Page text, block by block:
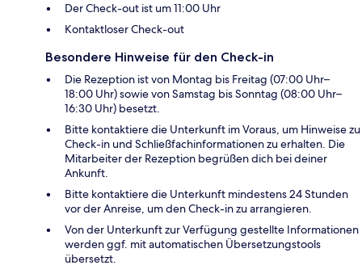
Der Check-out ist um 11:00 Uhr
Kontaktloser Check-out
Besondere Hinweise für den Check-in
Die Rezeption ist von Montag bis Freitag (07:00 Uhr–
18:00 Uhr) sowie von Samstag bis Sonntag (08:00 Uhr–
16:30 Uhr) besetzt.
Bitte kontaktiere die Unterkunft im Voraus, um Hinweise zu
Check-in und Schließfachinformationen zu erhalten. Die
Mitarbeiter der Rezeption begrüßen dich bei deiner
Ankunft.
Bitte kontaktiere die Unterkunft mindestens 24 Stunden
vor der Anreise, um den Check-in zu arrangieren.
Von der Unterkunft zur Verfügung gestellte Informationen
werden ggf. mit automatischen Übersetzungstools
übersetzt.